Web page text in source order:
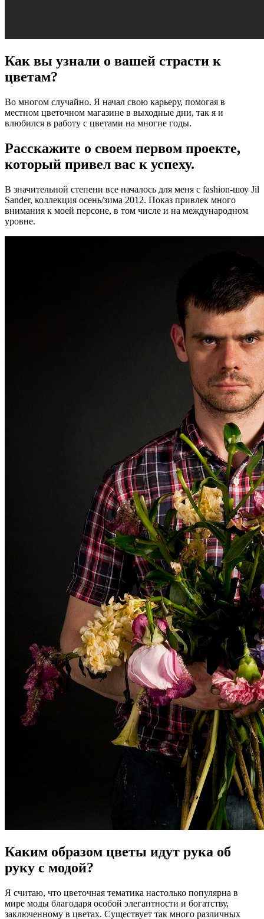
Как вы узнали о вашей страсти к
цветам?
Во многом случайно. Я начал свою карьеру, помогая в
местном цветочном магазине в выходные дни, так я и
влюбился в работу с цветами на многие годы.
Расскажите о своем первом проекте,
который привел вас к успеху.
В значительной степени все началось для меня с fashion-шоу Jil
Sander, коллекция осень/зима 2012. Показ привлек много
внимания к моей персоне, в том числе и на международном
уровне.
Каким образом цветы идут рука об
руку с модой?
Я считаю, что цветочная тематика настолько популярна в
мире моды благодаря особой элегантности и богатству,
заключенному в цветах. Существует так много различных